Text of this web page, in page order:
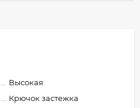
Высокая
Крючок застежка